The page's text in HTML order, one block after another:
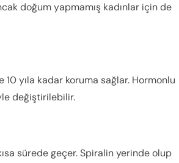
doğum yapmamış kadınlar için de
yıla kadar koruma sağlar. Hormonlu
değiştirilebilir.
sürede geçer. Spiralin yerinde olup